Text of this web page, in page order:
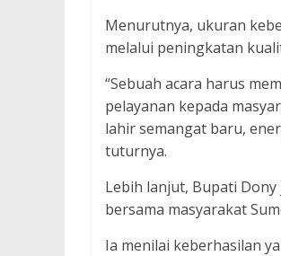
Menurutnya, ukuran
melalui peningkatan
“Sebuah acara harus
pelayanan kepada
lahir semangat baru,
tuturnya.
Lebih lanjut, Bupati
bersama masyarakat
Ia menilai keberhasilan